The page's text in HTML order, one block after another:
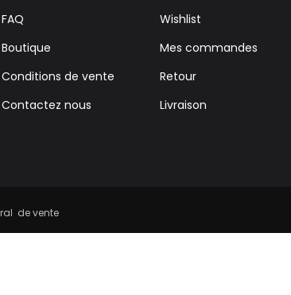
FAQ
Boutique
Conditions de vente
Contactez nous
Wishlist
Mes commandes
Retour
Livraison
de vente